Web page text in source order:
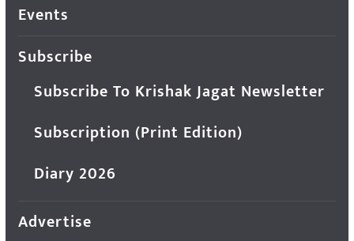
Events
Subscribe
Subscribe To Krishak Jagat Newsletter
Subscription (Print Edition)
Diary 2026
Advertise